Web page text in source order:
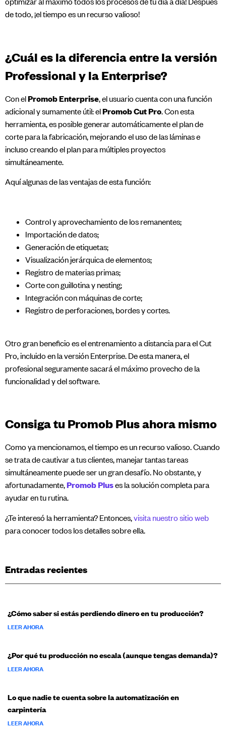
de todo, ¡el tiempo es un recurso valioso!
¿Cuál es la diferencia entre la versión
Professional y la Enterprise?
Con elPromob Enterprise, el usuario cuenta con una función
adicional y sumamente útil: elPromob Cut Pro. Con esta
herramienta, es posible generar automáticamente el plan de
corte para la fabricación, mejorando el uso de las láminas e
incluso creando el plan para múltiples proyectos
simultáneamente.
Aquí algunas de las ventajas de esta función:
Control y aprovechamiento de los remanentes;
Importación de datos;
Generación de etiquetas;
Visualización jerárquica de elementos;
Registro de materias primas;
Corte con guillotina y nesting;
Integración con máquinas de corte;
Registro de perforaciones, bordes y cortes.
Otro gran beneficio es el entrenamiento a distancia para el Cut
Pro, incluido en la versión Enterprise. De esta manera, el
profesional seguramente sacará el máximo provecho de la
funcionalidad y del software.
Consiga tu Promob Plus ahora mismo
Como ya mencionamos, el tiempo es un recurso valioso. Cuando
se trata de cautivar a tus clientes, manejar tantas tareas
simultáneamente puede ser un gran desafío. No obstante, y
afortunadamente,Promob Pluses la solución completa para
ayudar en tu rutina.
¿Te interesó la herramienta? Entonces,visita nuestro sitio web
para conocer todos los detalles sobre ella.
Entradas recientes
¿Cómo saber si estás perdiendo dinero en tu producción?
LEER AHORA
¿Por qué tu producción no escala (aunque tengas demanda)?
LEER AHORA
Lo que nadie te cuenta sobre la automatización en
carpintería
LEER AHORA